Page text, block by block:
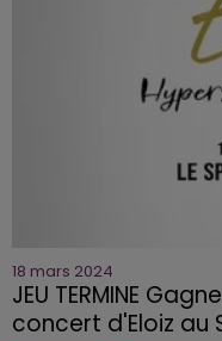
18 mars 2024
JEU TERMINE
concert d'Eloiz au